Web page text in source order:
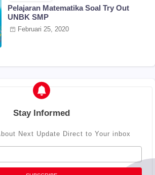
Pelajaran Matematika Soal Try Out
UNBK SMP
Februari 25, 2020
Stay Informed
Next Update Direct to Your inbox